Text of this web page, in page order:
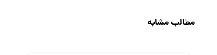
رزومه
مطالب مشابه